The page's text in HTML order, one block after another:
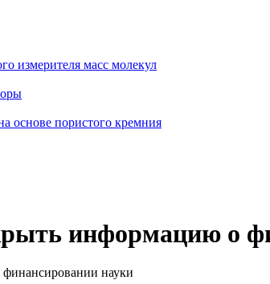
измерителя масс молекул
основе пористого кремния
информацию о